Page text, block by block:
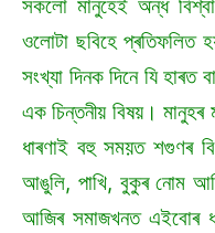
সকলো মানুহেই অন্ধ
ওলোটা ছবিহে প্ৰতিফলিত
সংখ্যা দিনক দিনে যি হাৰত
এক চিন্তনীয় বিষয়। মানুহৰ
ধাৰণাই বহু সময়ত শগুণৰ
আঙুলি, পাখি, বুকুৰ নোম
আজিৰ সমাজখনত এইবোৰ